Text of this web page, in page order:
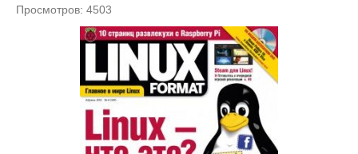
Просмотров: 4503